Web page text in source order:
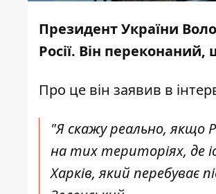
Президент України
Росії. Він
Про це він заявив в
"Я скажу реально, якщо
на тих територіях, де
Харків, який перебуває